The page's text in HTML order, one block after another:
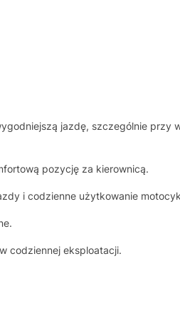
jazdę, szczególnie przy
pozycję za kierownicą.
i codzienne użytkowanie
codziennej eksploatacji.